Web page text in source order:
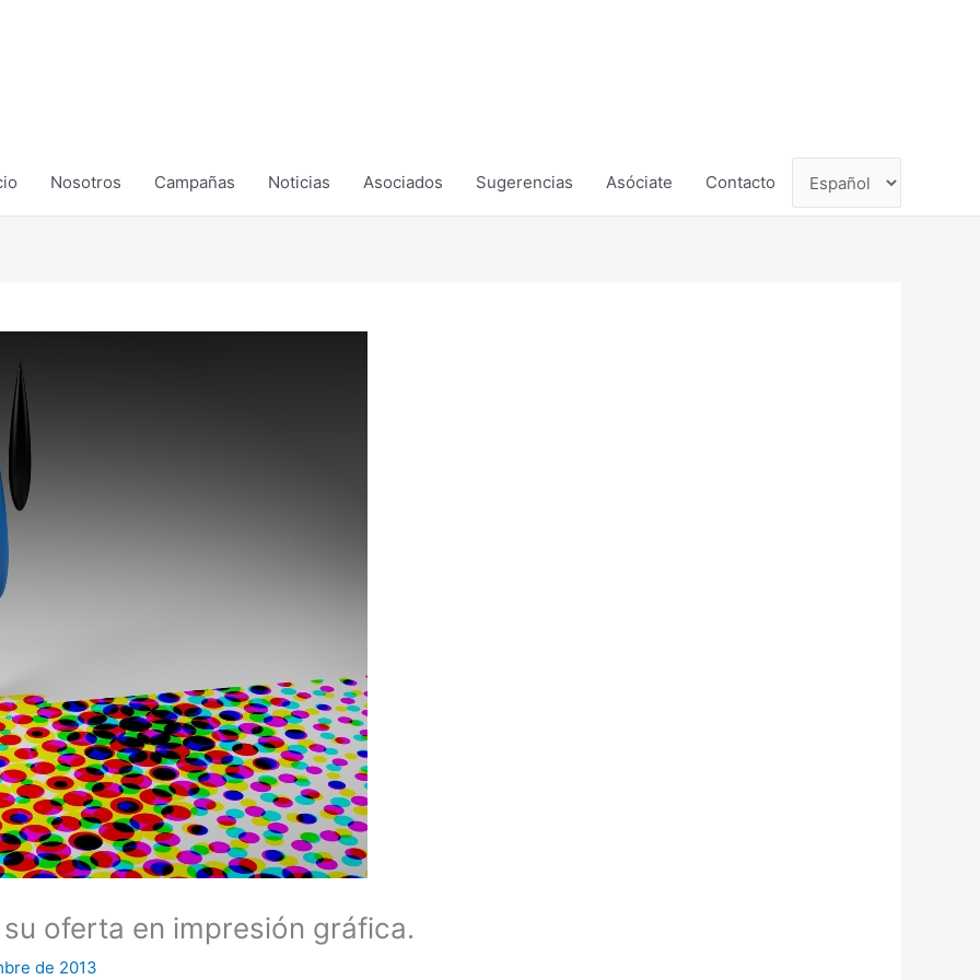
Nosotros Campañas Noticias Asociados Sugerencias Asóciate Contacto
oferta en impresión gráfica.
de 2013